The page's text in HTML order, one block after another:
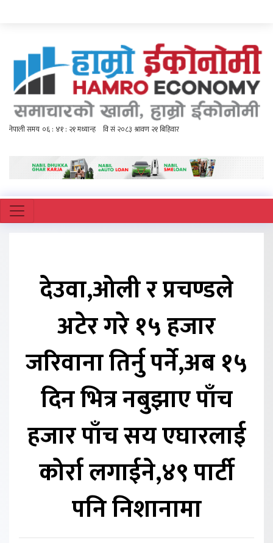
देउवा,ओली र प्रचण्डले
अटेर गरे १५ हजार
जरिवाना तिर्नु पर्ने,अब १५
दिन भित्र नबुझाए पाँच
हजार पाँच सय एघारलाई
कोर्रा लगाईने,४९ पार्टी
पनि निशानामा